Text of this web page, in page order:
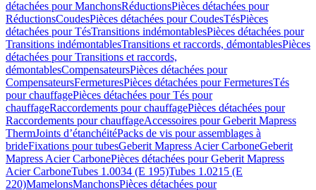
détachées pour ManchonsRéductionsPièces détachées pour
RéductionsCoudesPièces détachées pour CoudesTésPièces
détachées pour TésTransitions indémontablesPièces détachées pour
Transitions indémontablesTransitions et raccords, démontablesPièces
détachées pour Transitions et raccords,
démontablesCompensateursPièces détachées pour
CompensateursFermeturesPièces détachées pour FermeturesTés
pour chauffagePièces détachées pour Tés pour
chauffageRaccordements pour chauffagePièces détachées pour
Raccordements pour chauffageAccessoires pour Geberit Mapress
ThermJoints d’étanchéitéPacks de vis pour assemblages à
brideFixations pour tubesGeberit Mapress Acier CarboneGeberit
Mapress Acier CarbonePièces détachées pour Geberit Mapress
Acier CarboneTubes 1.0034 (E 195)Tubes 1.0215 (E
220)MamelonsManchonsPièces détachées pour